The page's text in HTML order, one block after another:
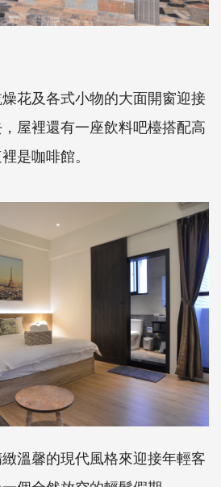
花及各式小物的大面開窗迎接
屋裡還有一座飲料吧檯搭配高
是咖啡館。
溫馨的現代風格來迎接年輕客